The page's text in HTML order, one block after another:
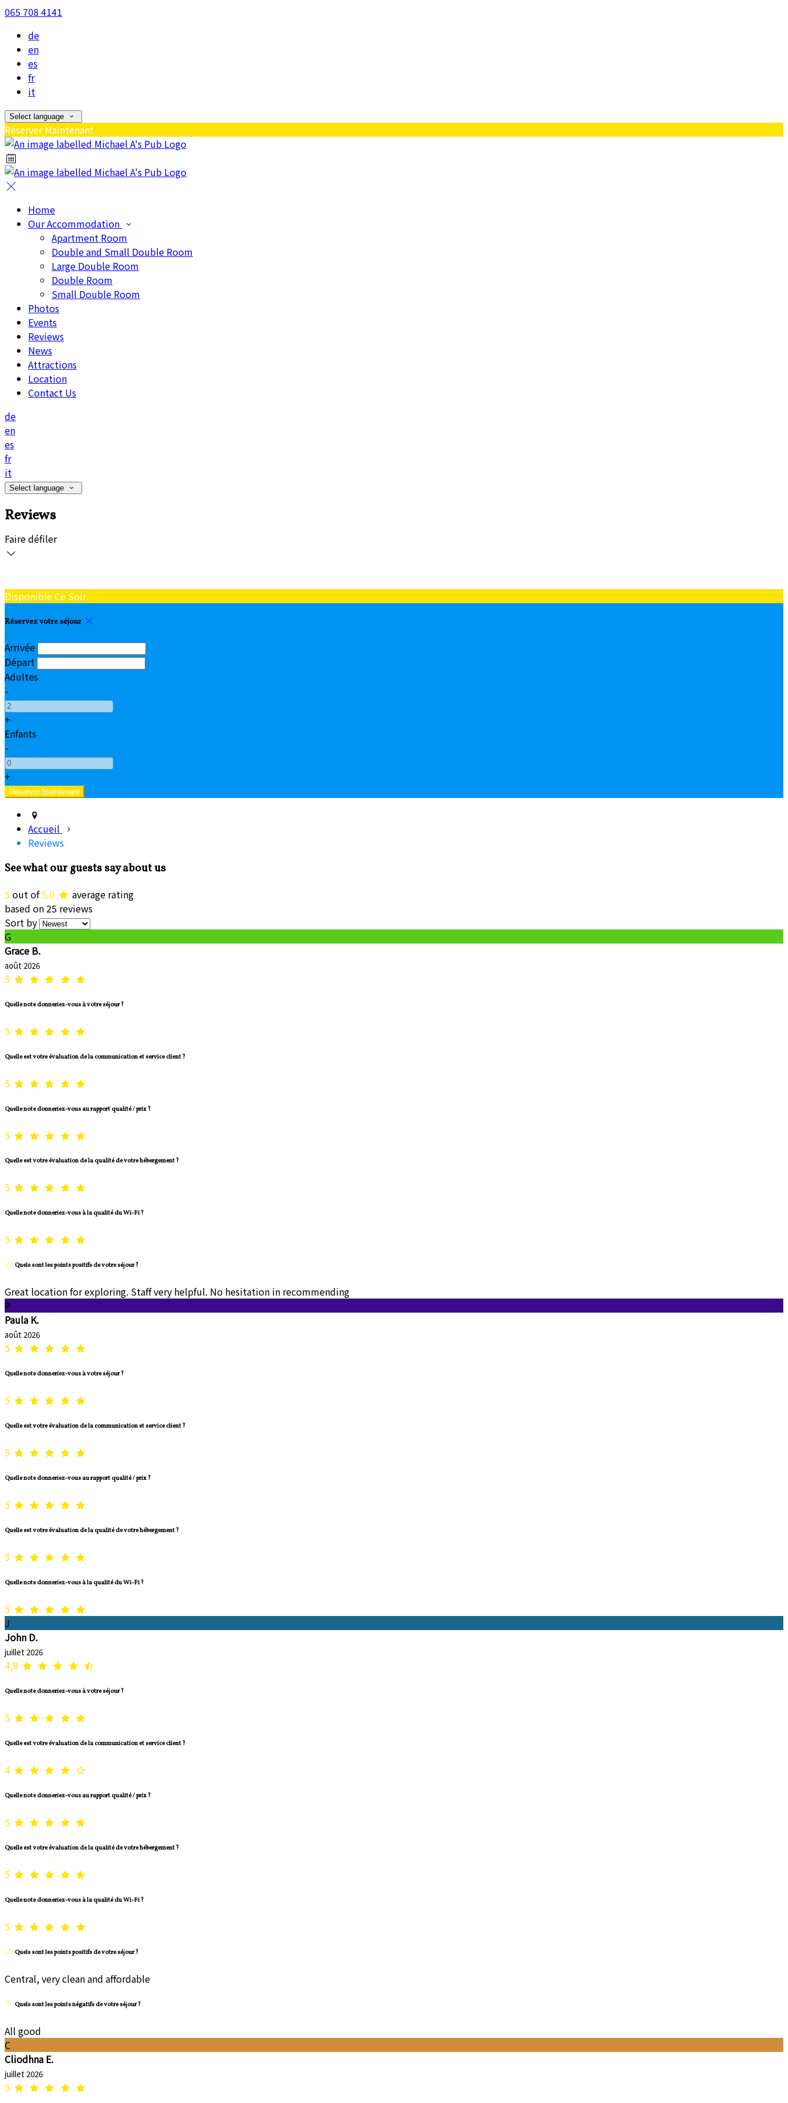
065 708 4141
de
en
es
fr
it
Select language
Réserver Maintenant
Home
Our Accommodation
Apartment Room
Double and Small Double Room
Large Double Room
Double Room
Small Double Room
Photos
Events
Reviews
News
Attractions
Location
Contact Us
de
en
es
fr
it
Select language
Reviews
Faire défiler
Disponible Ce Soir
Réservez votre séjour
Arrivée
Départ
Adultes
-
+
Enfants
-
+
Accueil
Reviews
See what our guests say about us
5 out of5.0
average rating
based on 25 reviews
Sort by
G
Grace B.
août 2026
5
Quelle note donneriez-vous à votre séjour ?
5
Quelle est votre évaluation de la communication et service client ?
5
Quelle note donneriez-vous au rapport qualité / prix ?
5
Quelle est votre évaluation de la qualité de votre hébergement ?
5
Quelle note donneriez-vous à la qualité du Wi-Fi ?
5
Quels sont les points positifs de votre séjour ?
Great location for exploring. Staff very helpful. No hesitation in recommending
P
Paula K.
août 2026
5
Quelle note donneriez-vous à votre séjour ?
5
Quelle est votre évaluation de la communication et service client ?
5
Quelle note donneriez-vous au rapport qualité / prix ?
5
Quelle est votre évaluation de la qualité de votre hébergement ?
5
Quelle note donneriez-vous à la qualité du Wi-Fi ?
5
J
John D.
juillet 2026
4,8
Quelle note donneriez-vous à votre séjour ?
5
Quelle est votre évaluation de la communication et service client ?
4
Quelle note donneriez-vous au rapport qualité / prix ?
5
Quelle est votre évaluation de la qualité de votre hébergement ?
5
Quelle note donneriez-vous à la qualité du Wi-Fi ?
5
Quels sont les points positifs de votre séjour ?
Central, very clean and affordable
Quels sont les points négatifs de votre séjour ?
All good
C
Cliodhna E.
juillet 2026
5